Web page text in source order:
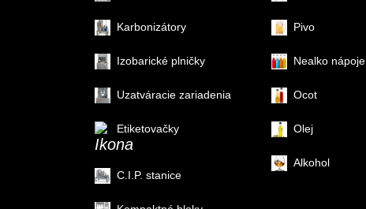
Karbonizátory
Izobarické plničky
Uzatváracie zariadenia
Etiketovačky
C.I.P. stanice
Pivo
Nealko nápoje
Ocot
Olej
Alkohol